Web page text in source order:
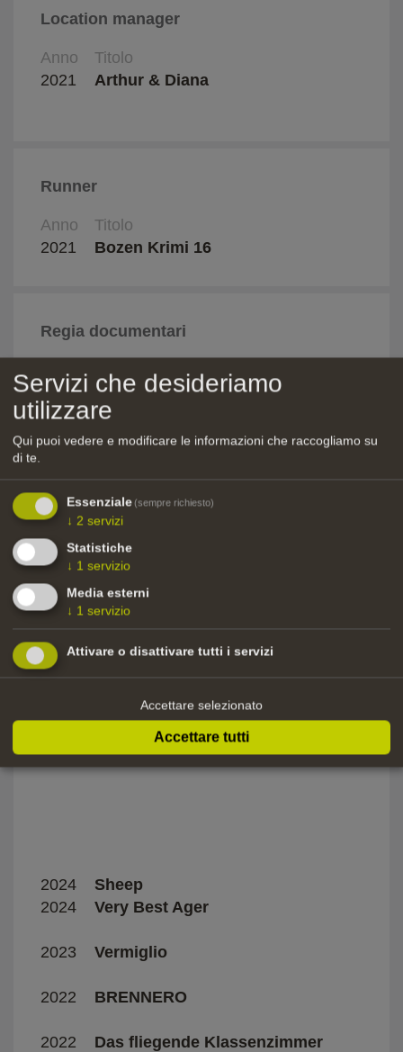
Location manager
Anno Titolo
2021
Arthur & Diana
Runner
Anno Titolo
2021
Bozen Krimi 16
Regia documentari
Anno Titolo
2024
In Apnea
Anno Titolo
2021
Costruzioni/scenografie
Anno
Kochschule Schwarz
2024 Sheep
2024
Very Best Ager
2023 Vermiglio
2022 BRENNERO
2022
Das fliegende Klassenzimmer
Servizi che desideriamo
utilizzare
Qui puoi vedere e modificare le informazioni che raccogliamo su
di te.
Essenziale(sempre richiesto)
↓ 2 servizi
Statistiche
↓ 1 servizio
Media esterni
↓ 1 servizio
Attivare o disattivare tutti i servizi
Accettare selezionato
Accettare tutti